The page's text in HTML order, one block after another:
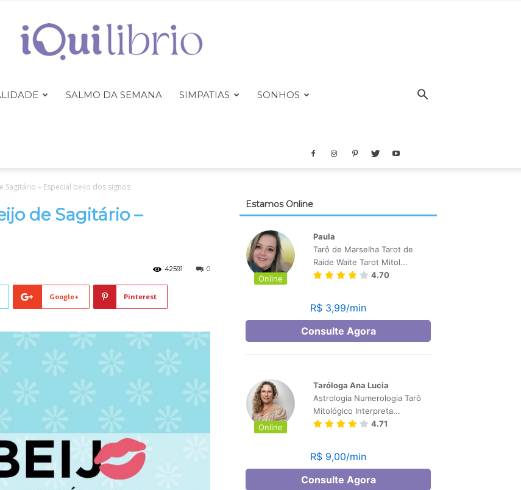
iQuilibrio
SALMO DA SEMANA SIMPATIAS SONHOS
Sagitário – Especial beijo dos signos
de Sagitário –
0
42591
Google+ Pinterest
Estamos Online